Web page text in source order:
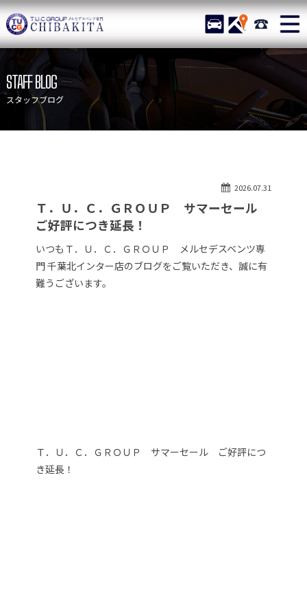
TUCグループ メルセデスベ
STOCK ACCESS 043-
ニュース
在庫リスト
目玉車両一覧
店舗紹介
保証＆サービス
アクセスマップ
自動車保険
TUCとは？
納車blog
スタッフblog
会社概要
STAFF BLOG
スタッフブログ
2026.07.31
Ｔ．Ｕ．Ｃ．ＧＲＯＵＰ サマーセール
ご好評につき延長！
いつもＴ．Ｕ．Ｃ．ＧＲＯＵＰ メルセデスベンツ専
門 千葉北インター店のブログをご覧いただき、誠に有
難うございます。
Ｔ．Ｕ．Ｃ．ＧＲＯＵＰ サマーセール ご好評につ
き延長！